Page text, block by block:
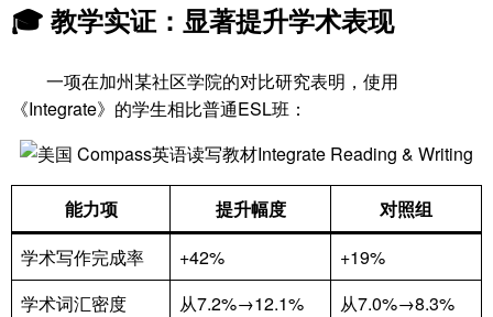
🎓 教学实证：显著提升学术表现
一项在加州某社区学院的对比研究表明，使用
《Integrate》的学生相比普通ESL班：
能力项 提升幅度
对照组
学术写作完成率
+42%
+19%
学术词汇密度
从7.2%→12.1%
从7.0%→8.3%